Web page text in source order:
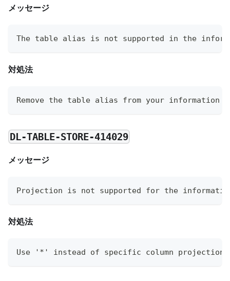
メッセージ
The table alias is not supported in the
対処法
Remove the table alias from your information
DL-TABLE-STORE-414029
メッセージ
Projection is not supported for the
対処法
Use '*' instead of specific column projections